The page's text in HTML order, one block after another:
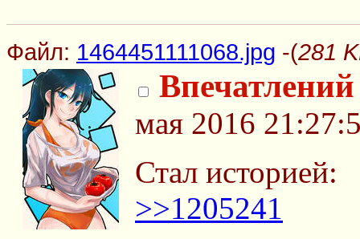
Файл: 1464451111068.jpg -(281
мая 2016
Стал историей:
>>1205241